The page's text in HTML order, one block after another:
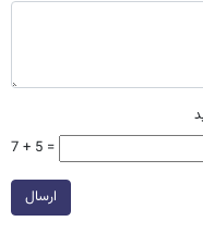
7 + 5 =
ارسال